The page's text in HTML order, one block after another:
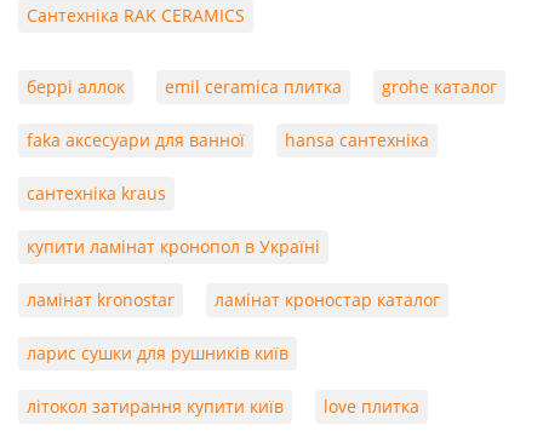
Сантехніка RAK CERAMICS
беррі аллок emil ceramica плитка grohe каталог
faka аксесуари для ванної hansa сантехніка
сантехніка kraus
купити ламінат кронопол в Україні
ламінат kronostar ламінат кроностар каталог
ларис сушки для рушників київ
літокол затирання купити київ love плитка